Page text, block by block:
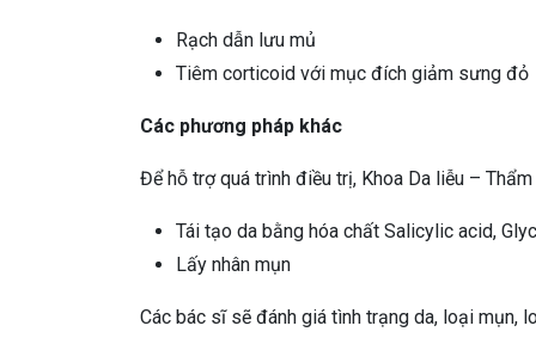
Rạch dẫn lưu mủ
Tiêm corticoid với mục đích giảm sưng đỏ
Các phương pháp khác
Để hỗ trợ quá trình điều trị, Khoa Da liễu –
Tái tạo da bằng hóa chất Salicylic acid,
Lấy nhân mụn
Các bác sĩ sẽ đánh giá tình trạng da, loại mụn,